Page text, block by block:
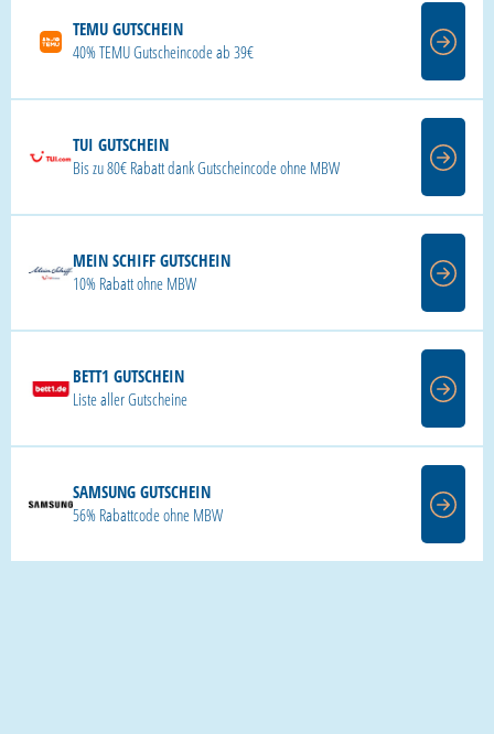
TEMU GUTSCHEIN
40% TEMU Gutscheincode ab 39€
TUI GUTSCHEIN
Bis zu 80€ Rabatt dank Gutscheincode ohne MBW
MEIN SCHIFF GUTSCHEIN
10% Rabatt ohne MBW
BETT1 GUTSCHEIN
Liste aller Gutscheine
SAMSUNG GUTSCHEIN
56% Rabattcode ohne MBW